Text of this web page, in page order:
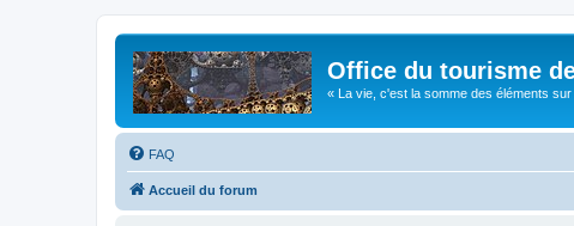
Office du tourisme
« La vie, c'est la somme des éléments
FAQ
Accueil du forum